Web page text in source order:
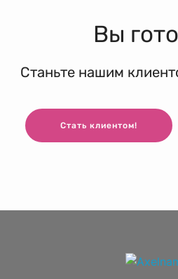
Вы
Станьте нашим
Стать клиентом!